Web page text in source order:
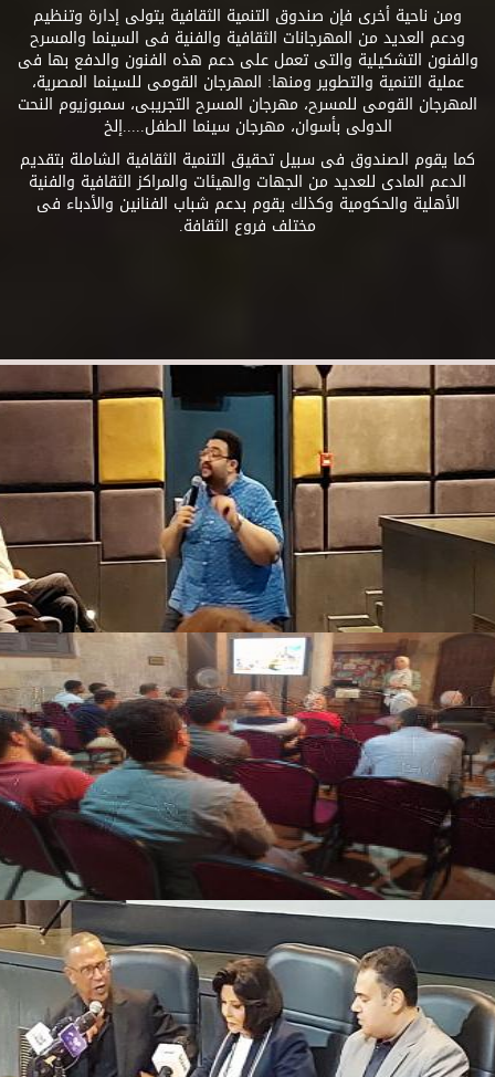
ومن ناحية أخرى فإن صندوق التنمية الثقافية يتولى إدارة وتنظيم
ودعم العديد من المهرجانات الثقافية والفنية فى السينما والمسرح
والفنون التشكيلية والتى تعمل على دعم هذه الفنون والدفع بها فى
عملية التنمية والتطوير ومنها: المهرجان القومى للسينما المصرية،
المهرجان القومى للمسرح، مهرجان المسرح التجريبى، سمبوزيوم النحت
الدولى بأسوان، مهرجان سينما الطفل.....إلخ
كما يقوم الصندوق فى سبيل تحقيق التنمية الثقافية الشاملة بتقديم
الدعم المادى للعديد من الجهات والهيئات والمراكز الثقافية والفنية
الأهلية والحكومية وكذلك يقوم بدعم شباب الفنانين والأدباء فى
مختلف فروع الثقافة.